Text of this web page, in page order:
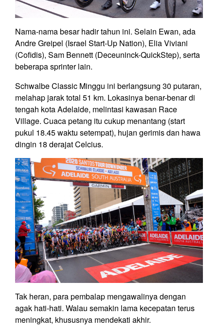
Nama-nama besar hadir tahun ini. Selain Ewan, ada
Andre Greipel (Israel Start-Up Nation), Elia Viviani
(Cofidis), Sam Bennett (Deceuninck-QuickStep), serta
beberapa sprinter lain.
Schwalbe Classic Minggu ini berlangsung 30 putaran,
melahap jarak total 51 km. Lokasinya benar-benar di
tengah kota Adelaide, melintasi kawasan Race
Village. Cuaca petang itu cukup menantang (start
pukul 18.45 waktu setempat), hujan gerimis dan hawa
dingin 18 derajat Celcius.
Tak heran, para pembalap mengawalinya dengan
agak hati-hati. Walau semakin lama kecepatan terus
meningkat, khususnya mendekati akhir.